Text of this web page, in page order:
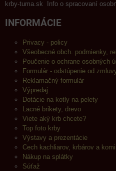
krby-tuma.sk Info o spracovaní
INFORMÁCIE
Privacy - policy
Všeobecné obch. podmienky,
Poučenie o ochrane osobných
Formulár - odstúpenie od
Reklamačný formulár
Výpredaj
Dotácie na kotly na pelety
Lacné brikety, drevo
Viete aký krb chcete?
Top foto krby
Výstavy a prezentácie
Cech kachliarov, krbárov a
Nákup na splátky
Súťaž